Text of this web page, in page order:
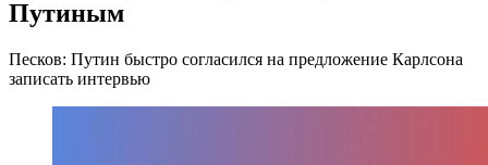
Путиным
Песков: Путин быстро согласился на предложение Карлсона
записать интервью